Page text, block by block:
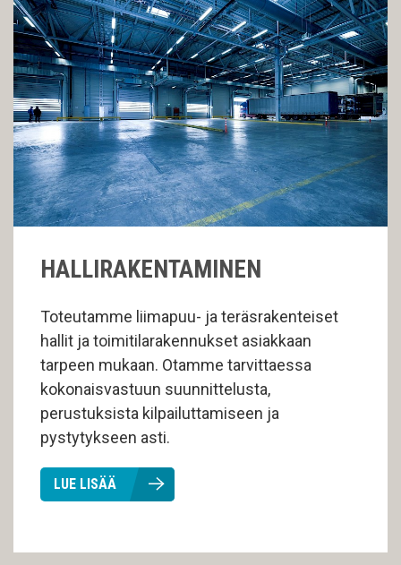
HALLIRAKENTAMINEN
Toteutamme liimapuu- ja teräsrakenteiset
hallit ja toimitilarakennukset asiakkaan
tarpeen mukaan. Otamme tarvittaessa
kokonaisvastuun suunnittelusta,
perustuksista kilpailuttamiseen ja
pystytykseen asti.
LUE LISÄÄ